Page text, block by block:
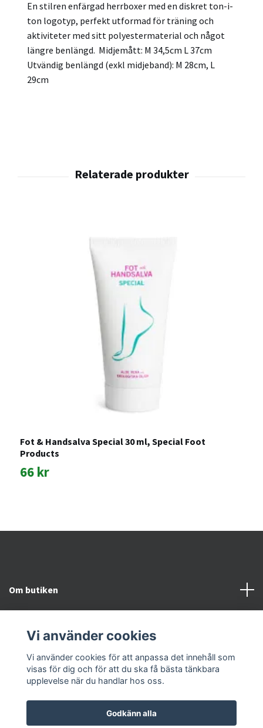
En stilren enfärgad herrboxer med en diskret ton-i-
ton logotyp, perfekt utformad för träning och
aktiviteter med sitt polyestermaterial och något
längre benlängd. Midjemått: M 34,5cm L 37cm
Utvändig benlängd (exkl midjeband): M 28cm, L
29cm
Fot & Handsalva Special 30 ml, Special Foot
Products
66 kr
Om butiken
Snabblänkar
Vi använder cookies
Vi använder cookies för att anpassa det innehåll som
visas för dig och för att du ska få bästa tänkbara
upplevelse när du handlar hos oss.
Godkänn alla